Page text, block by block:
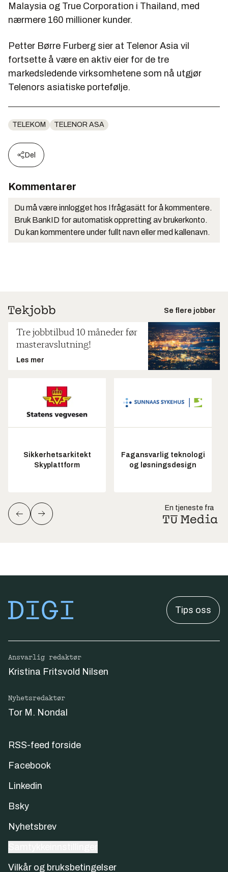
Malaysia og True Corporation i Thailand, med
nærmere 160 millioner kunder.
Petter Børre Furberg sier at Telenor Asia vil
fortsette å være en aktiv eier for de tre
markedsledende virksomhetene som nå utgjør
Telenors asiatiske portefølje.
TELEKOM TELENOR ASA
Del
Kommentarer
Du må være innlogget hos Ifrågasätt for å kommentere.
Bruk BankID for automatisk oppretting av brukerkonto.
Du kan kommentere under fullt navn eller med kallenavn.
Se flere jobber
Tre jobbtilbud 10 måneder før
masteravslutning!
Les mer
Sikkerhetsarkitekt
Skyplattform
Fagansvarlig teknologi
og løsningsdesign
En tjeneste fra
Tips oss
Ansvarlig redaktør
Kristina Fritsvold Nilsen
Nyhetsredaktør
Tor M. Nondal
RSS-feed forside
Facebook
Linkedin
Bsky
Nyhetsbrev
Vilkår og bruksbetingelser